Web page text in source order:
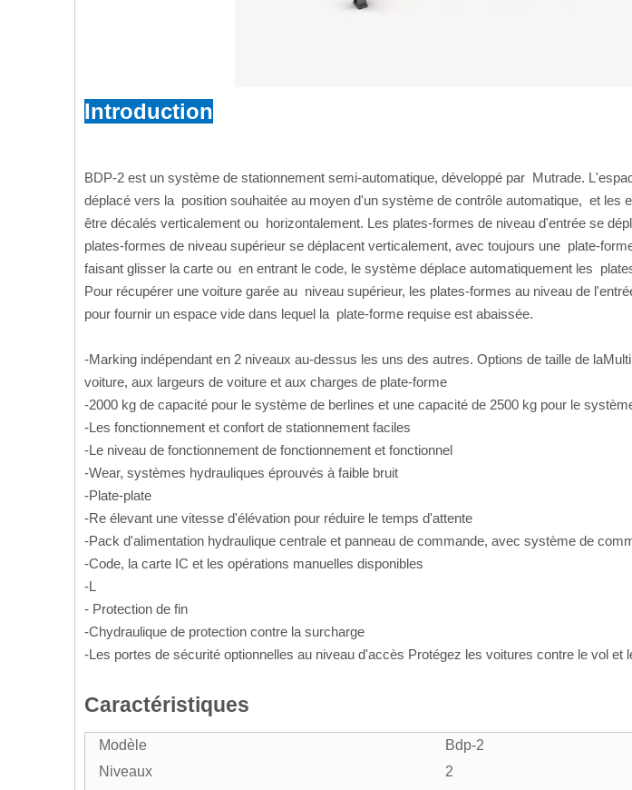
Introduction
BDP-2 est un système de stationnement semi-automatique, développé par Mutrade.
déplacé vers la position souhaitée au moyen d'un système de contrôle automatique, et les
être décalés verticalement ou horizontalement. Les plates-formes de niveau d'entrée se
plates-formes de niveau supérieur se déplacent verticalement, avec toujours une plate-
faisant glisser la carte ou en entrant le code, le système déplace automatiquement les
Pour récupérer une voiture garée au niveau supérieur, les plates-formes au niveau de
pour fournir un espace vide dans lequel la plate-forme requise est abaissée.
-Marking indépendant en 2 niveaux au-dessus les uns des autres. Options de taille de
voiture, aux largeurs de voiture et aux charges de plate-forme
-2000 kg de capacité pour le système de berlines et une capacité de 2500 kg pour le
-Les fonctionnement et confort de stationnement faciles
-Le niveau de fonctionnement de fonctionnement et fonctionnel
-Wear, systèmes hydrauliques éprouvés à faible bruit
-Plate-plate
-Re élevant une vitesse d'élévation pour réduire le temps d'attente
-Pack d'alimentation hydraulique centrale et panneau de commande, avec système de
-Code, la carte IC et les opérations manuelles disponibles
-L
- Protection de fin
-Chydraulique de protection contre la surcharge
-Les portes de sécurité optionnelles au niveau d'accès Protégez les voitures contre le vol et
Caractéristiques
Modèle
Bdp-2
Niveaux
2